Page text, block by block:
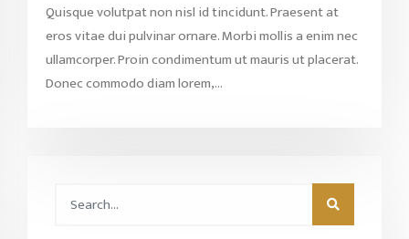
Quisque volutpat non nisl id tincidunt. Praesent at
eros vitae dui pulvinar ornare. Morbi mollis a enim nec
ullamcorper. Proin condimentum ut mauris ut placerat.
Donec commodo diam lorem,...